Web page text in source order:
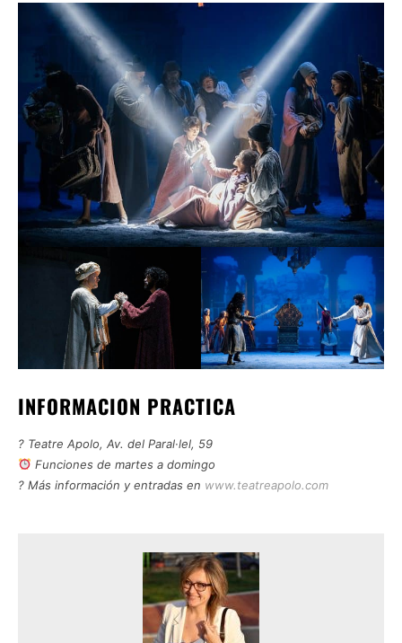
INFORMACION PRACTICA
? Teatre Apolo, Av. del Paral·lel, 59
Funciones de martes a domingo
? Más información y entradas en www.teatreapolo.com